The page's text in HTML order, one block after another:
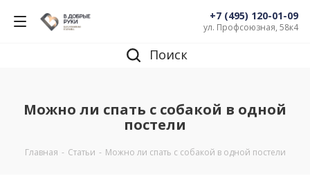
+7 (495) 120-01-09
ул. Профсоюзная, 58к4
Поиск
Можно ли спать с собакой в одной
постели
Главная - Статьи - Можно ли спать с собакой в одной постели